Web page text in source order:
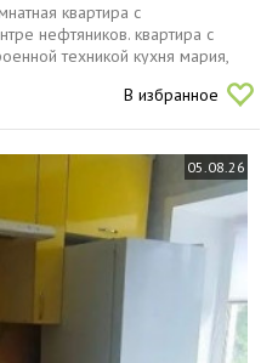
квартира с
нефтяников. квартира с
техникой кухня мария,
водонагревателем,
В избранное
05.08.26